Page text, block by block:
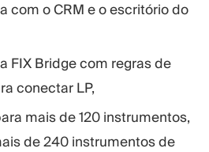
com o CRM e o escritório do
FIX Bridge com regras de
conectar LP,
mais de 120 instrumentos,
de 240 instrumentos de